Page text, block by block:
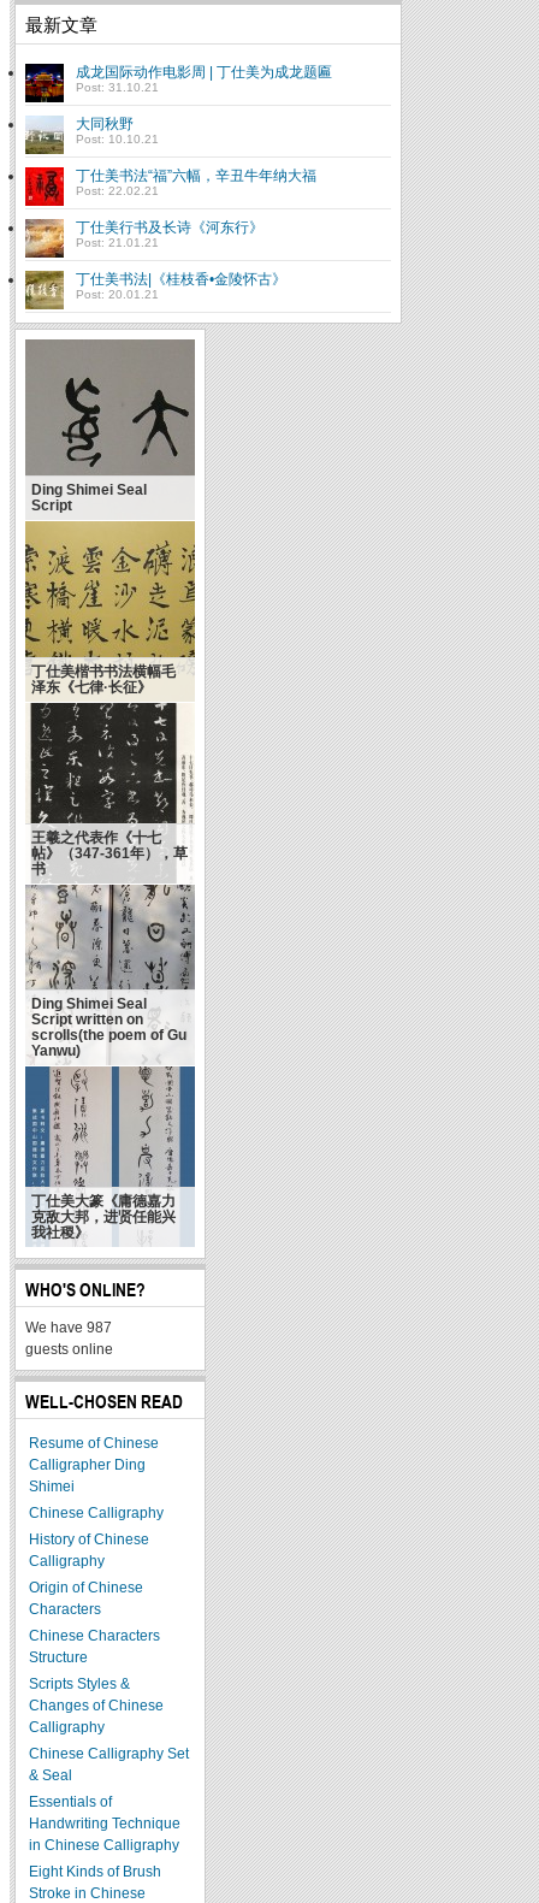
最新文章
成龙国际动作电影周 | 丁仕美为成龙题匾
Post: 31.10.21
大同秋野
Post: 10.10.21
丁仕美书法“福”六幅，辛丑牛年纳大福
Post: 22.02.21
丁仕美行书及长诗《河东行》
Post: 21.01.21
丁仕美书法|《桂枝香•金陵怀古》
Post: 20.01.21
Ding Shimei Seal
Script
丁仕美楷书书法横幅毛
泽东《七律·长征》
王羲之代表作《十七
帖》（347-361年），草
书
Ding Shimei Seal
Script written on
scrolls(the poem of Gu
Yanwu)
丁仕美大篆《庸德嘉力
克敌大邦，进贤任能兴
我社稷》
WHO'S ONLINE?
We have 987
guests online
WELL-CHOSEN READ
Resume of Chinese
Calligrapher Ding
Shimei
Chinese Calligraphy
History of Chinese
Calligraphy
Origin of Chinese
Characters
Chinese Characters
Structure
Scripts Styles &
Changes of Chinese
Calligraphy
Chinese Calligraphy Set
& Seal
Essentials of
Handwriting Technique
in Chinese Calligraphy
Eight Kinds of Brush
Stroke in Chinese